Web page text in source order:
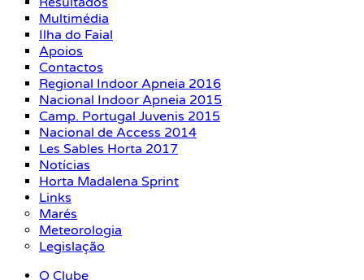
Multimédia
Ilha do Faial
Apoios
Contactos
Regional Indoor Apneia 2016
Nacional Indoor Apneia 2015
Camp. Portugal Juvenis 2015
Nacional de Access 2014
Les Sables Horta 2017
Notícias
Horta Madalena Sprint
Links
Marés
Meteorologia
Legislação
O Clube